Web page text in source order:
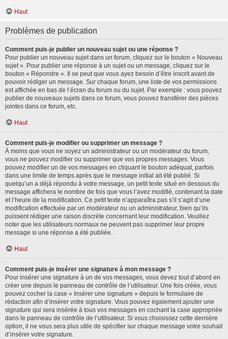
Haut
Problèmes de publication
Comment puis-je publier un nouveau sujet ou une réponse ?
Pour publier un nouveau sujet dans un forum, cliquez sur le bouton « Nouveau
sujet ». Pour publier une réponse à un sujet ou un message, cliquez sur le
bouton « Répondre ». Il se peut que vous ayez besoin d’être inscrit avant de
pouvoir rédiger un message. Sur chaque forum, une liste de vos permissions
est affichée en bas de l’écran du forum ou du sujet. Par exemple : vous pouvez
publier de nouveaux sujets dans ce forum, vous pouvez transférer des pièces
jointes dans ce forum, etc.
Haut
Comment puis-je modifier ou supprimer un message ?
À moins que vous ne soyez un administrateur ou un modérateur du forum,
vous ne pouvez modifier ou supprimer que vos propres messages. Vous
pouvez modifier un de vos messages en cliquant le bouton adéquat, parfois
dans une limite de temps après que le message initial ait été publié. Si
quelqu’un a déjà répondu à votre message, un petit texte situé en dessous du
message affichera le nombre de fois que vous l’avez modifié, contenant la date
et l’heure de la modification. Ce petit texte n’apparaîtra pas s’il s’agit d’une
modification effectuée par un modérateur ou un administrateur, bien qu’ils
puissent rédiger une raison discrète concernant leur modification. Veuillez
noter que les utilisateurs normaux ne peuvent pas supprimer leur propre
message si une réponse a été publiée.
Haut
Comment puis-je insérer une signature à mon message ?
Pour insérer une signature à un de vos messages, vous devez tout d’abord en
créer une depuis le panneau de contrôle de l’utilisateur. Une fois créée, vous
pouvez cocher la case « Insérer une signature » depuis le formulaire de
rédaction afin d’insérer votre signature. Vous pouvez également ajouter une
signature qui sera insérée à tous vos messages en cochant la case appropriée
dans le panneau de contrôle de l’utilisateur. Si vous choisissez cette dernière
option, il ne vous sera plus utile de spécifier sur chaque message votre souhait
d’insérer votre signature.